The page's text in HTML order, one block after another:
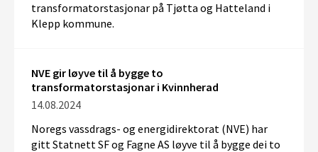
transformatorstasjonar på Tjøtta og Hatteland i
Klepp kommune.
NVE gir løyve til å bygge to
transformatorstasjonar i Kvinnherad
14.08.2024
Noregs vassdrags- og energidirektorat (NVE) har
gittStatnett SFog Fagne AS løyve til å bygge dei to